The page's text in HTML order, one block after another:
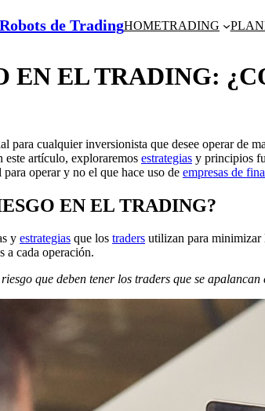
de TradingHOMETRADING
EN EL TRADING:
para cualquier inversionista que desee operar de
este artículo, exploraremos estrategias y principios
operar y no el que hace uso de empresas de
EN EL TRADING?
y estrategias que los traders utilizan para minimizar
a cada operación.
que deben tener los traders que se apalancan